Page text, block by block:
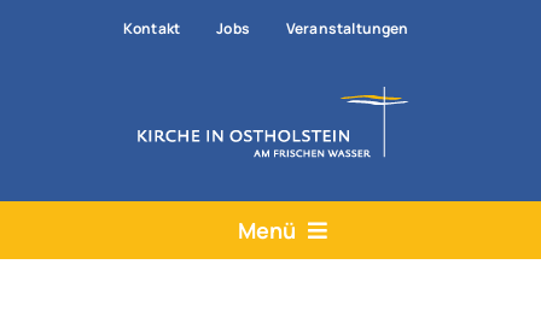
Kontakt Jobs Veranstaltungen
Menü